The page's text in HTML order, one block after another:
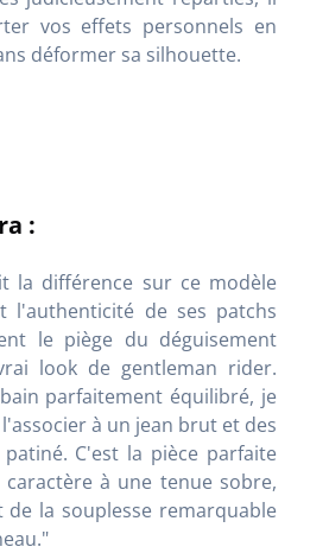
vos effets personnels en
déformer sa silhouette.
:
la différence sur ce modèle
l'authenticité de ses patchs
le piège du déguisement
look de gentleman rider.
parfaitement équilibré, je
à un jean brut et des
C'est la pièce parfaite
à une tenue sobre,
la souplesse remarquable